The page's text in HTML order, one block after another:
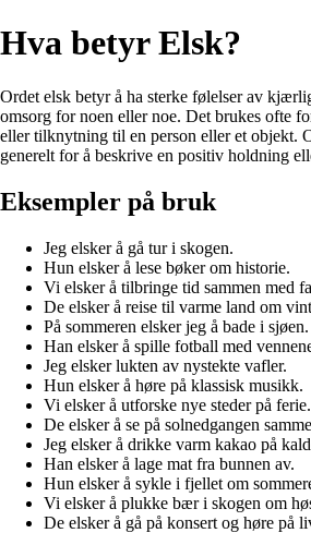
Hva betyr Elsk?
Ordet elsk betyr å ha sterke følelser av
omsorg for noen eller noe. Det brukes ofte
eller tilknytning til en person eller et objekt.
generelt for å beskrive en positiv holdning
Eksempler på bruk
Jeg elsker å gå tur i skogen.
Hun elsker å lese bøker om historie.
Vi elsker å tilbringe tid sammen med
De elsker å reise til varme land om
På sommeren elsker jeg å bade i sjøen.
Han elsker å spille fotball med
Jeg elsker lukten av nystekte vafler.
Hun elsker å høre på klassisk musikk.
Vi elsker å utforske nye steder på ferie.
De elsker å se på solnedgangen
Jeg elsker å drikke varm kakao på
Han elsker å lage mat fra bunnen av.
Hun elsker å sykle i fjellet om
Vi elsker å plukke bær i skogen om
De elsker å gå på konsert og høre på